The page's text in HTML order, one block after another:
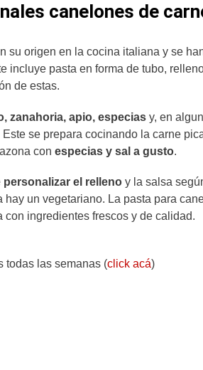
canelones de
su origen en la cocina italiana y se
incluye pasta en forma de tubo,
de estas.
zanahoria, apio, especias y, en
se prepara cocinando la carne
con especias y sal a gusto.
personalizar el relleno y la salsa
hay un vegetariano. La pasta para
con ingredientes frescos y de calidad.
todas las semanas (click acá)